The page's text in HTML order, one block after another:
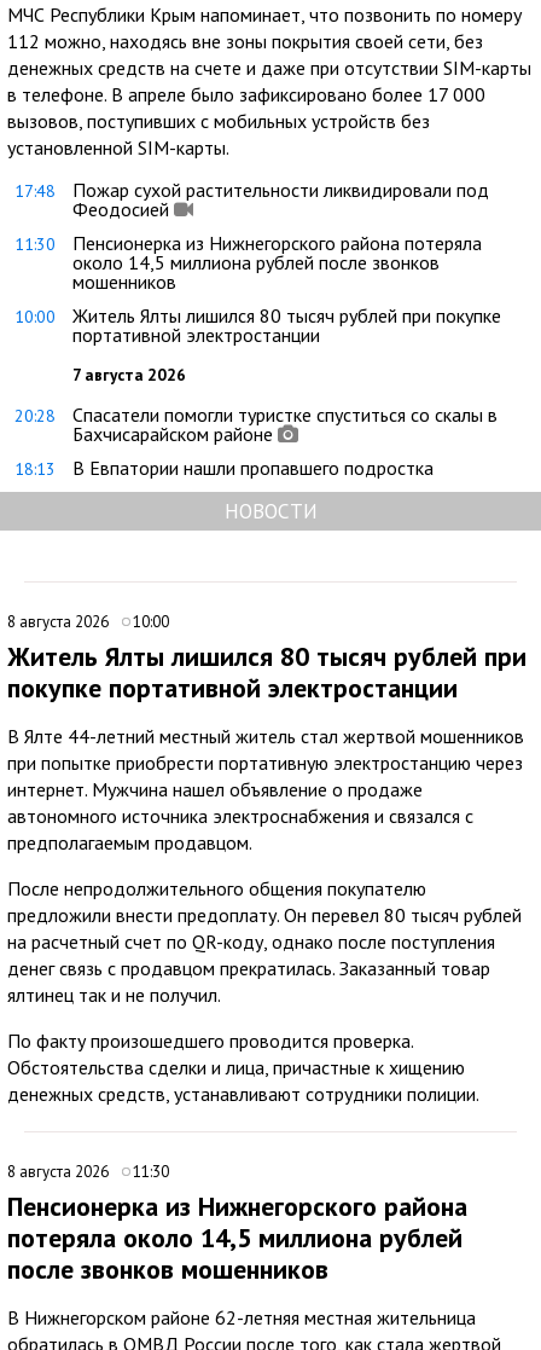
МЧС Республики Крым напоминает, что позвонить по номеру
112 можно, находясь вне зоны покрытия своей сети, без
денежных средств на счете и даже при отсутствии SIM-карты
в телефоне. В апреле было зафиксировано более 17 000
вызовов, поступивших с мобильных устройств без
установленной SIM-карты.
17:48
Пожар сухой растительности ликвидировали под
Феодосией
11:30
Пенсионерка из Нижнегорского района потеряла
около 14,5 миллиона рублей после звонков
мошенников
10:00
Житель Ялты лишился 80 тысяч рублей при покупке
портативной электростанции
7 августа 2026
20:28
Спасатели помогли туристке спуститься со скалы в
Бахчисарайском районе
18:13 В Евпатории нашли пропавшего подростка
НОВОСТИ
8 августа 2026 10:00
Житель Ялты лишился 80 тысяч рублей при
покупке портативной электростанции
В Ялте 44-летний местный житель стал жертвой мошенников
при попытке приобрести портативную электростанцию через
интернет. Мужчина нашел объявление о продаже
автономного источника электроснабжения и связался с
предполагаемым продавцом.
После непродолжительного общения покупателю
предложили внести предоплату. Он перевел 80 тысяч рублей
на расчетный счет по QR-коду, однако после поступления
денег связь с продавцом прекратилась. Заказанный товар
ялтинец так и не получил.
По факту произошедшего проводится проверка.
Обстоятельства сделки и лица, причастные к хищению
денежных средств, устанавливают сотрудники полиции.
8 августа 2026 11:30
Пенсионерка из Нижнегорского района
потеряла около 14,5 миллиона рублей
после звонков мошенников
В Нижнегорском районе 62-летняя местная жительница
обратилась в ОМВД России после того, как стала жертвой